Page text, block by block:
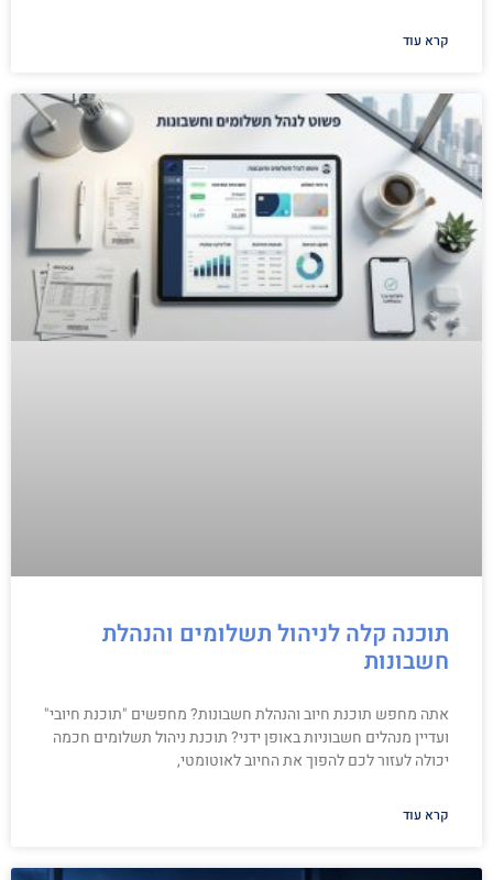
קרא עוד
תוכנה קלה לניהול תשלומים והנהלת
חשבונות
אתה מחפש תוכנת חיוב והנהלת חשבונות? מחפשים "תוכנת חיובי"
ועדיין מנהלים חשבוניות באופן ידני? תוכנת ניהול תשלומים חכמה
יכולה לעזור לכם להפוך את החיוב לאוטומטי,
קרא עוד